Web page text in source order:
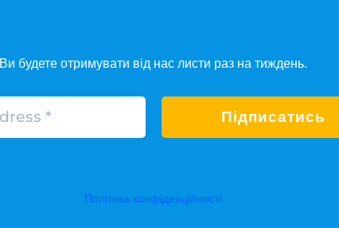
Ви будете отримувати від нас листи раз на тиждень.
Політика конфіденційності